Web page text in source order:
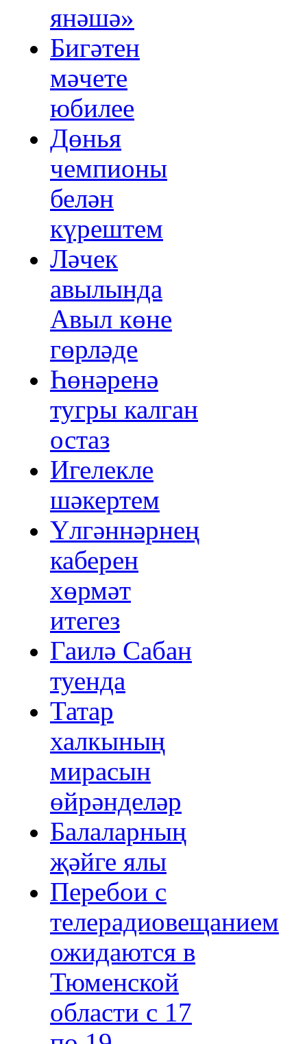
янәшә»
Бигәтен
мәчете
юбилее
Дөнья
чемпионы
белән
күрештем
Ләчек
авылында
Авыл көне
гөрләде
Һөнәренә
тугры калган
остаз
Игелекле
шәкертем
Үлгәннәрнең
каберен
хөрмәт
итегез
Гаилә Сабан
туенда
Татар
халкының
мирасын
өйрәнделәр
Балаларның
җәйге ялы
Перебои с
телерадиовещанием
ожидаются в
Тюменской
области с 17